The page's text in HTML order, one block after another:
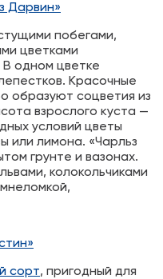
Дарвин»
побегами,
цветками
одном цветке
Красочные
образуют соцветия из
взрослого куста —
условий цветы
или лимона. «Чарльз
грунте и вазонах.
колокольчиками
сорт, пригодный для